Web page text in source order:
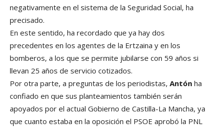
negativamente en el sistema de la Seguridad Social, ha
precisado.
En este sentido, ha recordado que ya hay dos
precedentes en los agentes de la Ertzaina y en los
bomberos, a los que se permite jubilarse con 59 años si
llevan 25 años de servicio cotizados.
Por otra parte, a preguntas de los periodistas, Antón ha
confiado en que sus planteamientos también serán
apoyados por el actual Gobierno de Castilla-La Mancha, ya
que cuanto estaba en la oposición el PSOE aprobó la PNL